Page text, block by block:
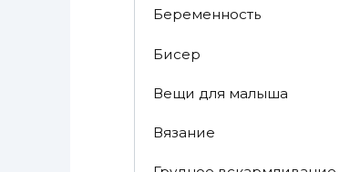
Беременность
Бисер
Вещи для малыша
Вязание